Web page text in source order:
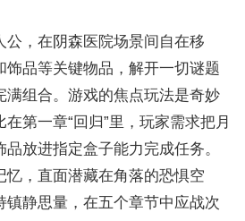
公，在阴森医院场景间自在移
饰品等关键物品，解开一切谜题
满组合。游戏的焦点玩法是奇妙
第一章“回归”里，玩家需求把月
放进指定盒子能力完成任务。
忆，直面潜藏在角落的恐惧空
镇静思量，在五个章节中应战次